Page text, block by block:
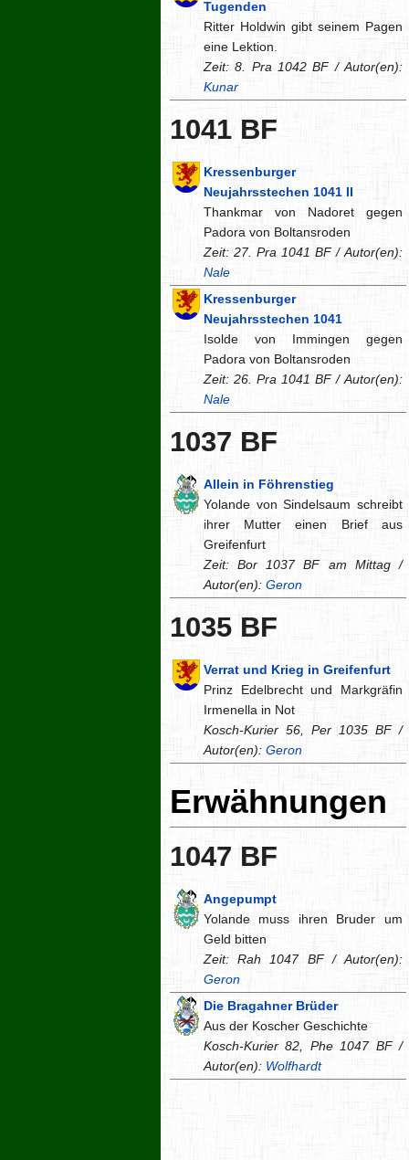
Tugenden
Ritter Holdwin gibt seinem Pagen
eine Lektion.
Zeit: 8. Pra 1042 BF / Autor(en):
Kunar
1041 BF
Kressenburger
Neujahrsstechen 1041 II
Thankmar von Nadoret gegen
Padora von Boltansroden
Zeit: 27. Pra 1041 BF / Autor(en):
Nale
Kressenburger
Neujahrsstechen 1041
Isolde von Immingen gegen
Padora von Boltansroden
Zeit: 26. Pra 1041 BF / Autor(en):
Nale
1037 BF
Allein in Föhrenstieg
Yolande von Sindelsaum schreibt
ihrer Mutter einen Brief aus
Greifenfurt
Zeit: Bor 1037 BF am Mittag /
Autor(en): Geron
1035 BF
Verrat und Krieg in Greifenfurt
Prinz Edelbrecht und Markgräfin
Irmenella in Not
Kosch-Kurier 56, Per 1035 BF /
Autor(en): Geron
Erwähnungen
1047 BF
Angepumpt
Yolande muss ihren Bruder um
Geld bitten
Zeit: Rah 1047 BF / Autor(en):
Geron
Die Bragahner Brüder
Aus der Koscher Geschichte
Kosch-Kurier 82, Phe 1047 BF /
Autor(en): Wolfhardt